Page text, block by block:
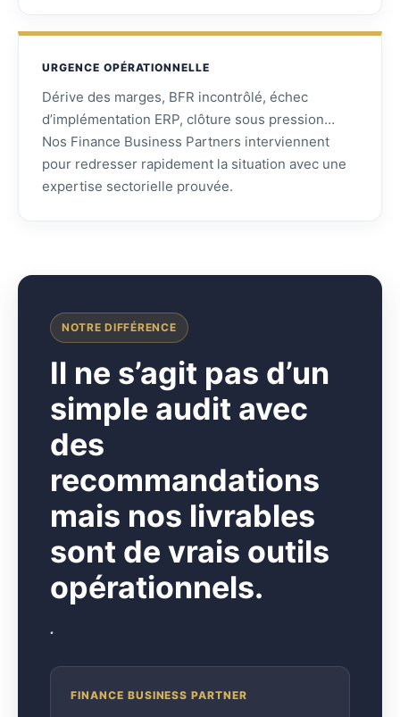
URGENCE OPÉRATIONNELLE
Dérive des marges, BFR incontrôlé, échec
d’implémentation ERP, clôture sous pression…
Nos Finance Business Partners interviennent
pour redresser rapidement la situation avec une
expertise sectorielle prouvée.
NOTRE DIFFÉRENCE
Il ne s’agit pas d’un
simple audit avec
des
recommandations
mais nos livrables
sont de vrais outils
opérationnels.
.
FINANCE BUSINESS PARTNER